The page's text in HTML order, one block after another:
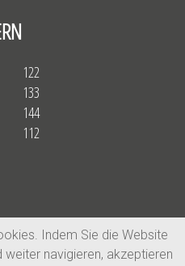
122
133
144
112
Indem Sie die Website
weiter navigieren, akzeptieren